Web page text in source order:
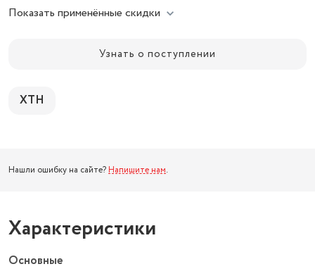
Показать применённые скидки
Узнать о поступлении
XTH
Нашли ошибку на сайте? Напишите нам.
Характеристики
Основные